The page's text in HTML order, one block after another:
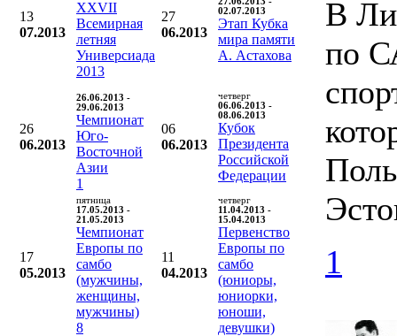
13
07.2013
XXVII
Всемирная
летняя
Универсиада
2013
27
06.2013
02.07.2013
Этап Кубка
мира памяти
А. Астахова
26
06.2013
26.06.2013 -
29.06.2013
Чемпионат
Юго-
Восточной
Азии
1
06
06.2013
четверг
06.06.2013 -
08.06.2013
Кубок
Президента
Российской
Федерации
17
05.2013
пятница
17.05.2013 -
21.05.2013
Чемпионат
Европы по
самбо
(мужчины,
женщины,
мужчины)
8
11
04.2013
четверг
11.04.2013 -
15.04.2013
Первенство
Европы по
самбо
(юниоры,
юниорки,
юноши,
девушки)
В
по
1